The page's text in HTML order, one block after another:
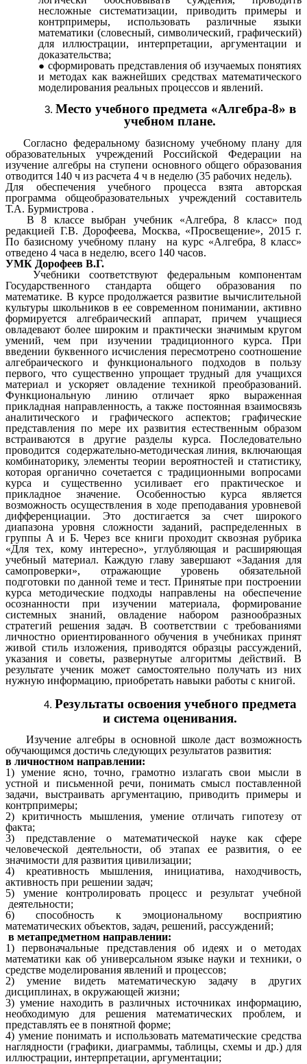
несложные систематизации, приводить примеры и
контрпримеры, использовать различные языки
математики (словесный, символический, графический)
для иллюстрации, интерпретации, аргументации и
доказательства;
сформировать представления об изучаемых понятиях
и методах как важнейших средствах математического
моделирования реальных процессов и явлений.
Место учебного предмета «Алгебра-8» в
учебном плане.
Согласно федеральному базисному учебному плану для
образовательных учреждений Российской Федерации на
изучение алгебры на ступени основного общего образования
отводится 140 ч из расчета 4 ч в неделю (35 рабочих недель).
Для обеспечения учебного процесса взята авторская
программа общеобразовательных учреждений составитель
Т.А. Бурмистрова .
В 8 классе выбран учебник «Алгебра, 8 класс» под
редакцией Г.В. Дорофеева, Москва, «Просвещение», 2015 г.
По базисному учебному плану на курс «Алгебра, 8 класс»
отведено 4 часа в неделю, всего 140 часов.
УМК Дорофеев В.Г.
Учебники соответствуют федеральным компонентам
Государственного стандарта общего образования по
математике. В курсе продолжается развитие вычислительной
культуры школьников в ее современном понимании, активно
формируется алгебраический аппарат, причем учащиеся
овладевают более широким и практически значимым кругом
умений, чем при изучении традиционного курса. При
введении буквенного исчисления пересмотрено соотношение
алгебраического и функционального подходов в пользу
первого, что существенно упрощает трудный для учащихся
материал и ускоряет овладение техникой преобразований.
Функциональную линию отличает ярко выраженная
прикладная направленность, а также постоянная взаимосвязь
аналитического и графического аспектов; графические
представления по мере их развития естественным образом
встраиваются в другие разделы курса. Последовательно
проводится содержательно-методическая линия, включающая
комбинаторику, элементы теории вероятностей и статистику,
которая органично сочетается с традиционными вопросами
курса и существенно усиливает его практическое и
прикладное значение. Особенностью курса является
возможность осуществления в ходе преподавания уровневой
дифференциации. Это достигается за счет широкого
диапазона уровня сложности заданий, распределенных в
группы А и Б. Через все книги проходит сквозная рубрика
«Для тех, кому интересно», углубляющая и расширяющая
учебный материал. Каждую главу завершают «Задания для
самопроверки», отражающие уровень обязательной
подготовки по данной теме и тест. Принятые при построении
курса методические подходы направлены на обеспечение
осознанности при изучении материала, формирование
системных знаний, овладение набором разнообразных
стратегий решения задач. В соответствии с требованиями
личностно ориентированного обучения в учебниках принят
живой стиль изложения, приводятся образцы рассуждений,
указания и советы, развернутые алгоритмы действий. В
результате ученик может самостоятельно получать из них
нужную информацию, приобретать навыки работы с книгой.
Результаты освоения учебного предмета
и система оценивания.
Изучение алгебры в основной школе даст возможность
обучающимся достичь следующих результатов развития:
в личностном направлении:
1) умение ясно, точно, грамотно излагать свои мысли в
устной и письменной речи, понимать смысл поставленной
задачи, выстраивать аргументацию, приводить примеры и
контрпримеры;
2) критичность мышления, умение отличать гипотезу от
факта;
3) представление о математической науке как сфере
человеческой деятельности, об этапах ее развития, о ее
значимости для развития цивилизации;
4) креативность мышления, инициатива, находчивость,
активность при решении задач;
5) умение контролировать процесс и результат учебной
деятельности;
6) способность к эмоциональному восприятию
математических объектов, задач, решений, рассуждений;
в метапредметном направлении:
1) первоначальные представления об идеях и о методах
математики как об универсальном языке науки и техники, о
средстве моделирования явлений и процессов;
2) умение видеть математическую задачу в других
дисциплинах, в окружающей жизни;
3) умение находить в различных источниках информацию,
необходимую для решения математических проблем, и
представлять ее в понятной форме;
4) умение понимать и использовать математические средства
наглядности (графики, диаграммы, таблицы, схемы и др.) для
иллюстрации, интерпретации, аргументации;